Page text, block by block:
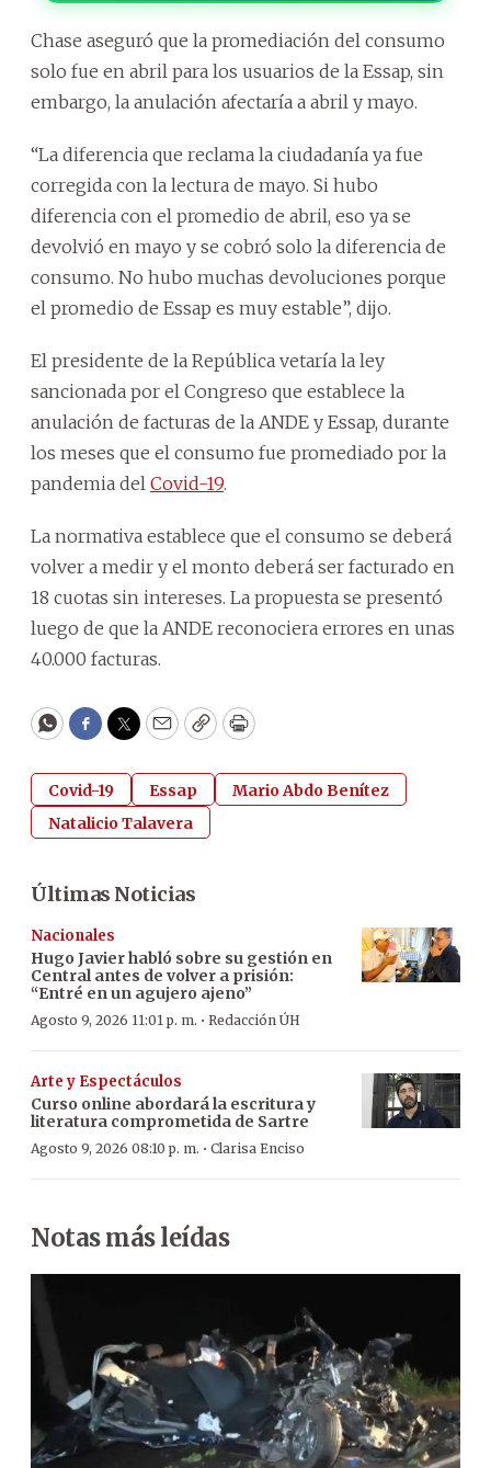
Chase aseguró que la promediación del consumo
solo fue en abril para los usuarios de la Essap, sin
embargo, la anulación afectaría a abril y mayo.
“La diferencia que reclama la ciudadanía ya fue
corregida con la lectura de mayo. Si hubo
diferencia con el promedio de abril, eso ya se
devolvió en mayo y se cobró solo la diferencia de
consumo. No hubo muchas devoluciones porque
el promedio de Essap es muy estable”, dijo.
El presidente de la República vetaría la ley
sancionada por el Congreso que establece la
anulación de facturas de la ANDE y Essap, durante
los meses que el consumo fue promediado por la
pandemia del Covid-19.
La normativa establece que el consumo se deberá
volver a medir y el monto deberá ser facturado en
18 cuotas sin intereses. La propuesta se presentó
luego de que la ANDE reconociera errores en unas
40.000 facturas.
WhatsApp
Facebook
Twitter
EmailCopyPrint
Covid-19 Essap
Mario Abdo Benítez
Natalicio Talavera
Últimas Noticias
Nacionales
Hugo Javier habló sobre su gestión en
Central antes de volver a prisión:
“Entré en un agujero ajeno”
Agosto 9, 2026 11:01 p. m. · Redacción ÚH
Arte y Espectáculos
Curso online abordará la escritura y
literatura comprometida de Sartre
Agosto 9, 2026 08:10 p. m. · Clarisa Enciso
Notas más leídas